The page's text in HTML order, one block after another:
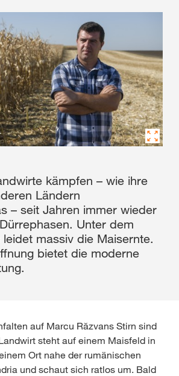
kämpfen – wie ihre
Ländern
– seit Jahren immer wieder
Unter dem
massiv die Maisernte.
bietet die moderne
auf Marcu Răzvans Stirn sind
steht auf einem Maisfeld in
Ort nahe der rumänischen
und schaut sich ratlos um. Bald